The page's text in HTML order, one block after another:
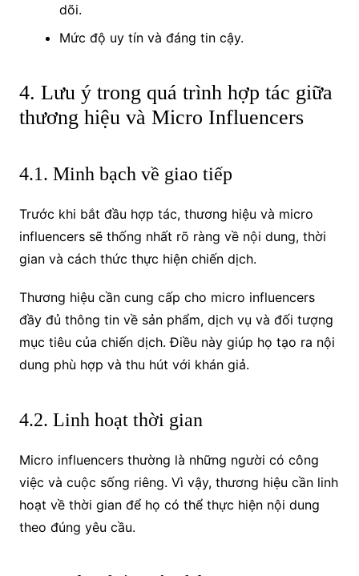
dõi.
Mức độ uy tín và đáng tin cậy.
4. Lưu ý trong quá trình hợp tác giữa
thương hiệu và Micro Influencers
4.1. Minh bạch về giao tiếp
Trước khi bắt đầu hợp tác, thương hiệu và micro
influencers sẽ thống nhất rõ ràng về nội dung, thời
gian và cách thức thực hiện chiến dịch.
Thương hiệu cần cung cấp cho micro influencers
đầy đủ thông tin về sản phẩm, dịch vụ và đối tượng
mục tiêu của chiến dịch. Điều này giúp họ tạo ra nội
dung phù hợp và thu hút với khán giả.
4.2. Linh hoạt thời gian
Micro influencers thường là những người có công
việc và cuộc sống riêng. Vì vậy, thương hiệu cần linh
hoạt về thời gian để họ có thể thực hiện nội dung
theo đúng yêu cầu.